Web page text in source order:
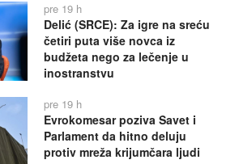
pre 19 h
Delić (SRCE): Za igre na sreću
četiri puta više novca iz
budžeta nego za lečenje u
inostranstvu
pre 19 h
Evrokomesar poziva Savet i
Parlament da hitno deluju
protiv mreža krijumčara ljudi